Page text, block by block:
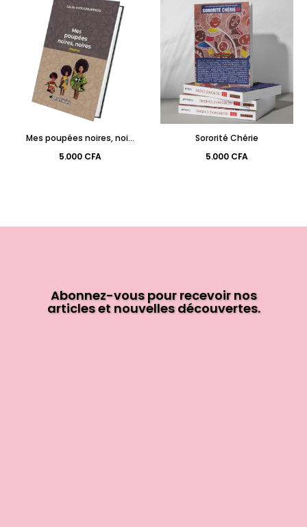
Mes poupées noires, noires,
5.000 CFA
Sororité Chérie
5.000 CFA
Abonnez-vous pour recevoir nos
articles et nouvelles découvertes.